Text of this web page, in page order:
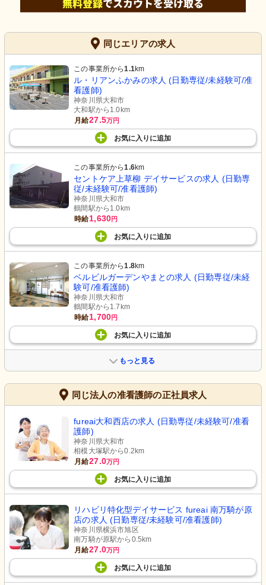
同じエリアの求人
この事業所から1.1km
ル・リアンふかみの求人 (日勤専従/未経験可/准
看護師)
神奈川県大和市
大和駅から1.0km
月給27.5万円
お気に入り に追加
この事業所から1.6km
セントケア上草柳 デイサービスの求人 (日勤専
従/未経験可/准看護師)
神奈川県大和市
鶴間駅から1.0km
時給1,630円
お気に入り に追加
この事業所から1.8km
ベルビルガーデンやまとの求人 (日勤専従/未経
験可/准看護師)
神奈川県大和市
鶴間駅から1.7km
時給1,700円
お気に入り に追加
もっと見る
同じ法人の准看護師の正社員求人
fureai大和西店の求人 (日勤専従/未経験可/准看
護師)
神奈川県大和市
相模大塚駅から0.2km
月給27.0万円
お気に入り に追加
リハビリ特化型デイサービス fureai 南万騎が原
店の求人 (日勤専従/未経験可/准看護師)
神奈川県横浜市旭区
南万騎が原駅から0.5km
月給27.0万円
お気に入り に追加